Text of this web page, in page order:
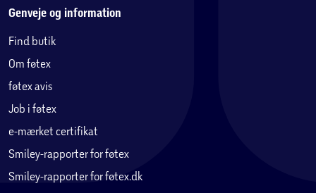
Genveje og information
Find butik
Om føtex
føtex avis
Job i føtex
e-mærket certifikat
Smiley-rapporter for føtex
Smiley-rapporter for føtex.dk